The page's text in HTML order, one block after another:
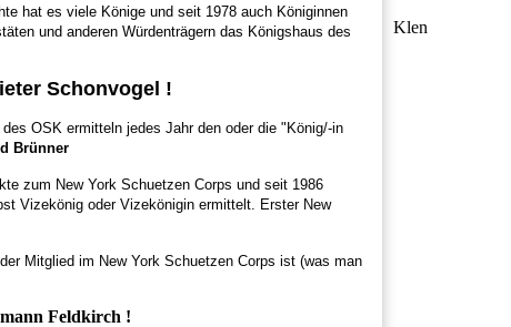
hat es viele Könige und seit 1978 auch Königinnen
und anderen Würdenträgern das Königshaus des
Schonvogel !
OSK ermitteln jedes Jahr den oder die "König/-in
Brünner
zum New York Schuetzen Corps und seit 1986
Vizekönig oder Vizekönigin ermittelt. Erster New
Mitglied im New York Schuetzen Corps ist (was man
Feldkirch !
Klen